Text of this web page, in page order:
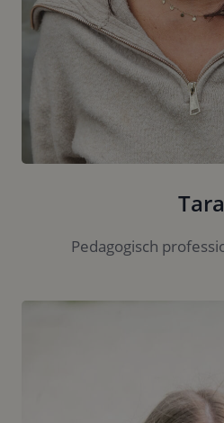
Tara
Pedagogisch